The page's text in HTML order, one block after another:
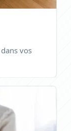
vos